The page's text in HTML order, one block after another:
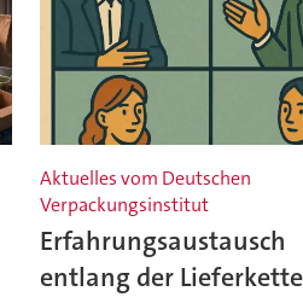
Aktuelles vom Deutschen
Verpackungsinstitut
Erfahrungsaustausch
entlang der Lieferkette